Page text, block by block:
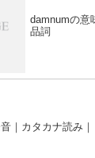
damnumの意
品詞
｜カタカナ読み｜